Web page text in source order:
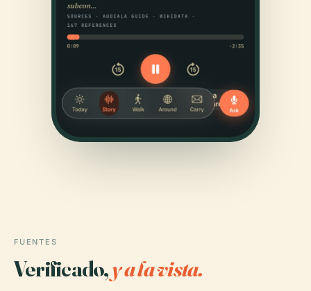
FUENTES
Verificado,y a la vista.